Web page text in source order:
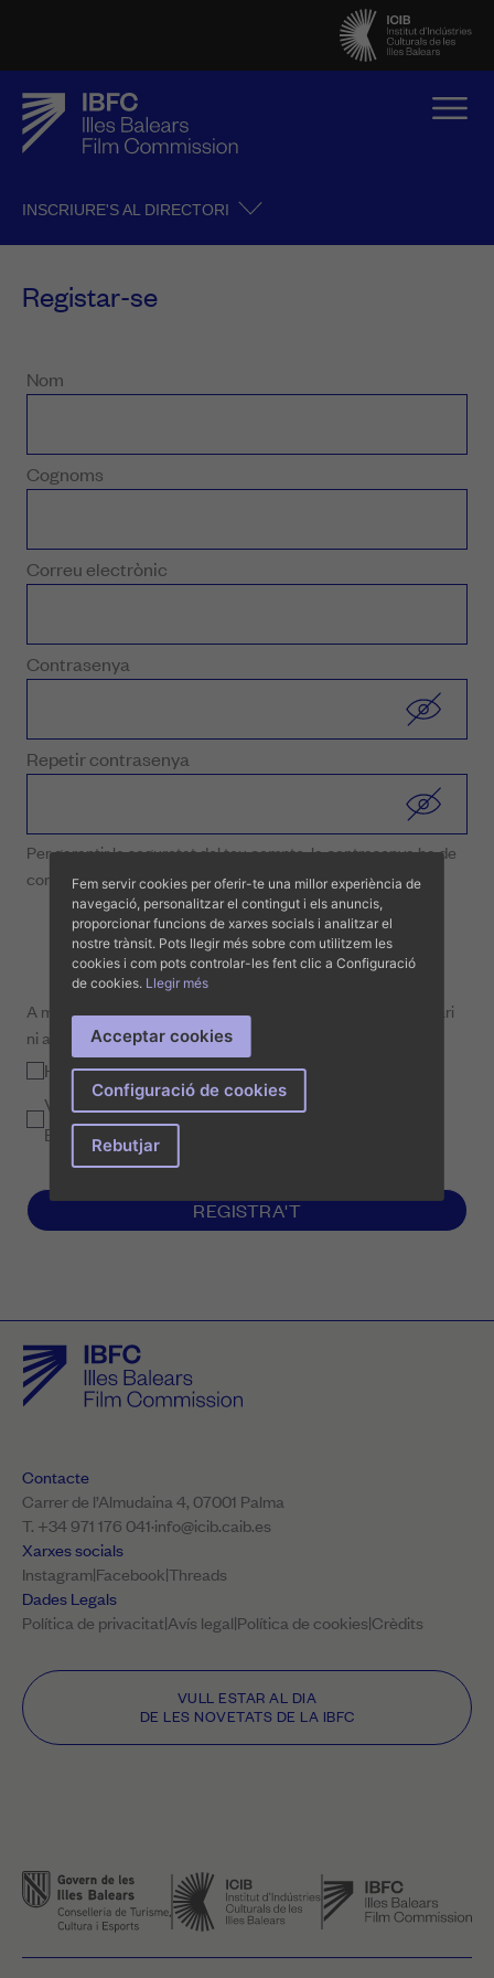
INSCRIURE'S AL DIRECTORI
Registar-se
Nom
Cognoms
Correu electrònic
Contrasenya
Repetir contrasenya
Per garantir la seguretat del teu compte, la contrasenya ha de
complir els següents criteris:
Tenir almenys 6 caràcters de longitud
Incloure com a mínim una lletra majúscula
Incloure com a mínim una lletra minúscula
Incloure com a mínim un número
A més, es recomana que no coincideixi amb el nom de l'usuari
ni amb dades personals que puguin resultar evidents.
He llegit laPolítica de privacitat*
Vull rebre informació sobre les activitats de la Illes
Balears Film Commission
REGISTRA'T
Contacte
Carrer de l’Almudaina 4, 07001 Palma
T. +34 971 176 041·info@icib.caib.es
Xarxes socials
Instagram|Facebook|Threads
Dades Legals
Política de privacitat|Avís legal|Política de cookies|Crèdits
VULL ESTAR AL DIA
DE LES NOVETATS DE LA IBFC
Fem servir cookies per oferir-te una millor experiència de
navegació, personalitzar el contingut i els anuncis,
proporcionar funcions de xarxes socials i analitzar el
nostre trànsit. Pots llegir més sobre com utilitzem les
cookies i com pots controlar-les fent clic a Configuració
de cookies. Llegir més
Acceptar cookies
Configuració de cookies
Rebutjar